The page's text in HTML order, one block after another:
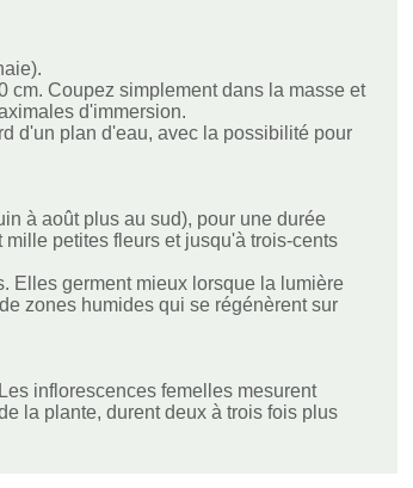
cm. Coupez simplement dans la masse et
d'immersion.
d'un plan d'eau, avec la possibilité pour
à août plus au sud), pour une durée
petites fleurs et jusqu'à trois-cents
Elles germent mieux lorsque la lumière
zones humides qui se régénèrent sur
inflorescences femelles mesurent
la plante, durent deux à trois fois plus